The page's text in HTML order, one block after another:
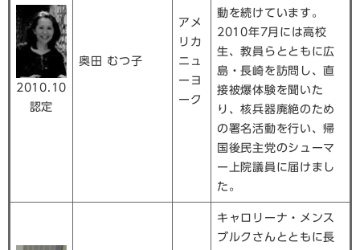
2010.10
認定
奥田 むつ子
アメ
リカ
ニュ
ーヨ
ーク
動を続けています。
2010年7月には高校
生、教員らとともに広
島・長崎を訪問し、直
接被爆体験を聞いた
り、核兵器廃絶のため
の署名活動を行い、帰
国後民主党のシューマ
ー上院議員に届けまし
た。
キャロリーナ・メンス
ブルクさんとともに長